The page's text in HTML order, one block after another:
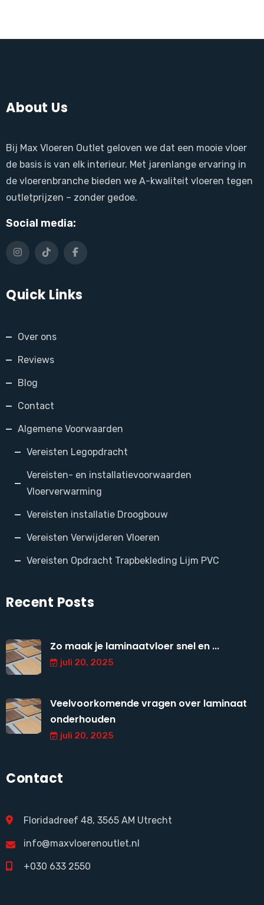
About Us
Bij Max Vloeren Outlet geloven we dat een mooie vloer
de basis is van elk interieur. Met jarenlange ervaring in
de vloerenbranche bieden we A-kwaliteit vloeren tegen
outletprijzen – zonder gedoe.
Social media:
Quick Links
Over ons
Reviews
Blog
Contact
Algemene Voorwaarden
Vereisten Legopdracht
Vereisten- en installatievoorwaarden
Vloerverwarming
Vereisten installatie Droogbouw
Vereisten Verwijderen Vloeren
Vereisten Opdracht Trapbekleding Lijm PVC
Recent Posts
Zo maak je laminaatvloer snel en ...
juli 20, 2025
Veelvoorkomende vragen over laminaat
onderhouden
juli 20, 2025
Contact
Floridadreef 48, 3565 AM Utrecht
info@maxvloerenoutlet.nl
+030 633 2550